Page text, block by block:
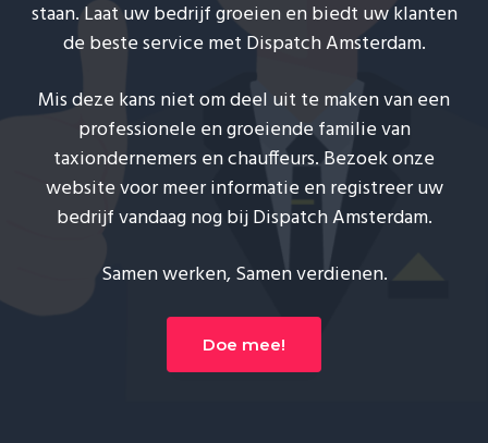
staan. Laat uw bedrijf groeien en biedt uw klanten
de beste service met Dispatch Amsterdam.
Mis deze kans niet om deel uit te maken van een
professionele en groeiende familie van
taxiondernemers en chauffeurs. Bezoek onze
website voor meer informatie en registreer uw
bedrijf vandaag nog bij Dispatch Amsterdam.
Samen werken, Samen verdienen.
Doe mee!